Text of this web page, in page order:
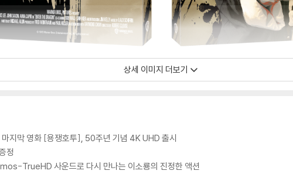
상세 이미지 더보기
지막 영화 [용쟁호투], 50주년 기념 4K UHD 출시
정
TrueHD 사운드로 다시 만나는 이소룡의 진정한 액션